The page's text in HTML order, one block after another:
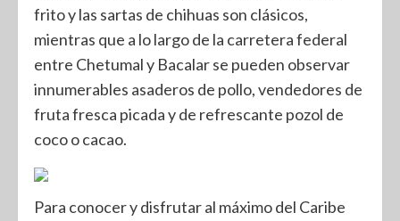
frito y las sartas de chihuas son clásicos,
mientras que a lo largo de la carretera federal
entre Chetumal y Bacalar se pueden observar
innumerables asaderos de pollo, vendedores de
fruta fresca picada y de refrescante pozol de
coco o cacao.
Para conocer y disfrutar al máximo del Caribe